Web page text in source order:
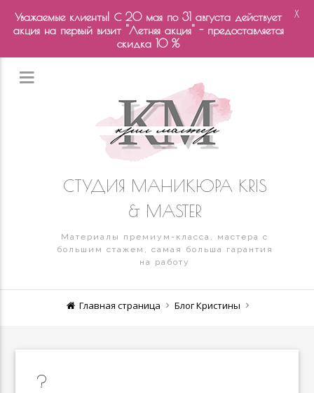
СТУДИЯ МАНИКЮРА KRIS
& MASTER
Материалы премиум-класса, мастера с
большим стажем, самая больша гарантия
на работу
Главная страница Блог Кристины
?
Уважаемые клиенты! С 20 мая по 31 августа действует
акция на первый визит "Летняя акция" - предоставляется
скидка 10 %
X